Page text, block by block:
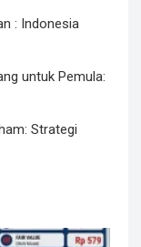
: Indonesia
untuk Pemula:
Strategi